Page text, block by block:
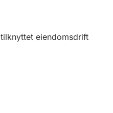
eiendomsdrift